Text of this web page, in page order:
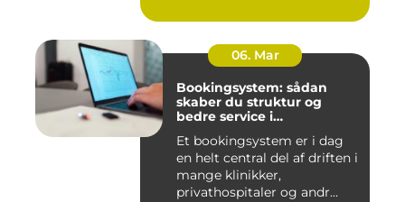
06. Mar
Bookingsystem: sådan
skaber du struktur og
bedre service i
Et bookingsystem er i dag
en helt central del af driften i
mange klinikker,
privathospitaler og andr...